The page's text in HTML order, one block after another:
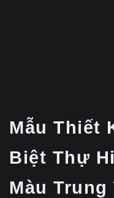
Mẫu Thiết
Biệt Thự
Màu Trung